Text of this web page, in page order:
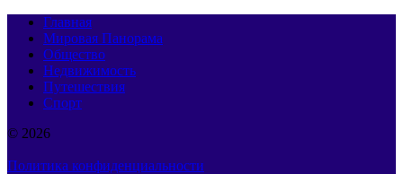
Главная
Мировая Панорама
Общество
Недвижимость
Путешествия
Спорт
© 2026
Политика конфиденциальности